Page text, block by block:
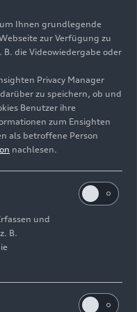
AG
honorarfrei
Hinweisgebersystem
Ihnen grundlegende
zur Verfügung zu
die Videowiedergabe oder
Privacy Manager
zu speichern, ob und
Benutzer ihre
zum Ensighten
als betroffene Person
nachlesen.
und
B.